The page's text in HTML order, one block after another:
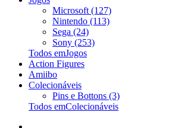
Microsoft (127)
Nintendo (113)
Sega (24)
Sony (253)
Todos emJogos
Action Figures
Amiibo
Colecionáveis
Pins e Bottons (3)
Todos emColecionáveis